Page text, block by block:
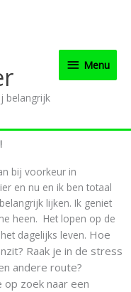
belangrijk
Menu
bij voorkeur in
en nu en ik ben totaal
lijken. Ik geniet
heen. Het lopen op de
dagelijks leven. Hoe
Raak je in de stress
andere route?
zoek naar een